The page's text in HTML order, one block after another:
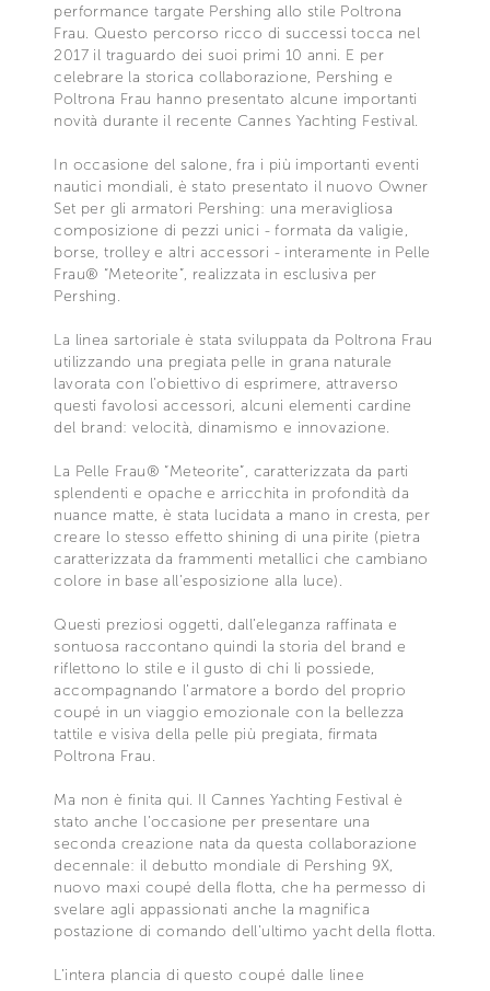
performance targate Pershing allo stile Poltrona
Frau. Questo percorso ricco di successi tocca nel
2017 il traguardo dei suoi primi 10 anni. E per
celebrare la storica collaborazione, Pershing e
Poltrona Frau hanno presentato alcune importanti
novità durante il recente Cannes Yachting Festival.
In occasione del salone, fra i più importanti eventi
nautici mondiali, è stato presentato il nuovo Owner
Set per gli armatori Pershing: una meravigliosa
composizione di pezzi unici - formata da valigie,
borse, trolley e altri accessori - interamente in Pelle
Frau® “Meteorite”, realizzata in esclusiva per
Pershing.
La linea sartoriale è stata sviluppata da Poltrona Frau
utilizzando una pregiata pelle in grana naturale
lavorata con l’obiettivo di esprimere, attraverso
questi favolosi accessori, alcuni elementi cardine
del brand: velocità, dinamismo e innovazione.
La Pelle Frau® “Meteorite”, caratterizzata da parti
splendenti e opache e arricchita in profondità da
nuance matte, è stata lucidata a mano in cresta, per
creare lo stesso effetto shining di una pirite (pietra
caratterizzata da frammenti metallici che cambiano
colore in base all’esposizione alla luce).
Questi preziosi oggetti, dall’eleganza raffinata e
sontuosa raccontano quindi la storia del brand e
riflettono lo stile e il gusto di chi li possiede,
accompagnando l’armatore a bordo del proprio
coupé in un viaggio emozionale con la bellezza
tattile e visiva della pelle più pregiata, firmata
Poltrona Frau.
Ma non è finita qui. Il Cannes Yachting Festival è
stato anche l’occasione per presentare una
seconda creazione nata da questa collaborazione
decennale: il debutto mondiale di Pershing 9X,
nuovo maxi coupé della flotta, che ha permesso di
svelare agli appassionati anche la magnifica
postazione di comando dell’ultimo yacht della flotta.
L’intera plancia di questo coupé dalle linee